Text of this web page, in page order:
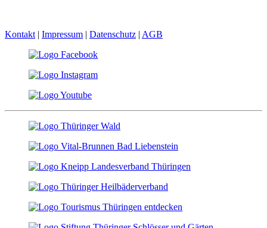
Kontakt| Impressum Datenschutz AGB